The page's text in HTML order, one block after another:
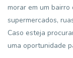
morar em um
supermercados,
Caso esteja
uma oportunidade